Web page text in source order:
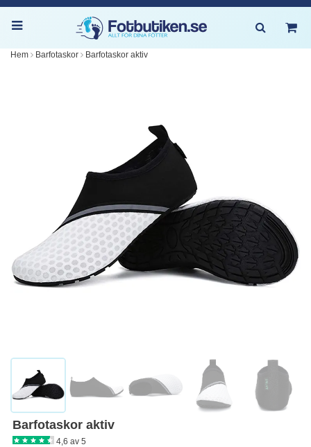
Hem Barfotaskor Barfotaskor aktiv
Barfotaskor aktiv
4,6 av 5